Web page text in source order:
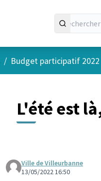
/ Budget participatif 2022
L'été est
Ville de Villeurbanne
13/05/2022 16:50